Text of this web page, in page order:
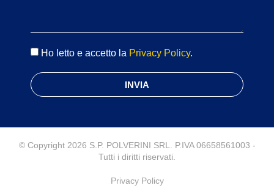
Ho letto e accetto la Privacy Policy.
INVIA
© Copyright 2026 S.P. POLVERINI SRL. P.IVA 06658561003 -
Tutti i diritti riservati.
Privacy Policy